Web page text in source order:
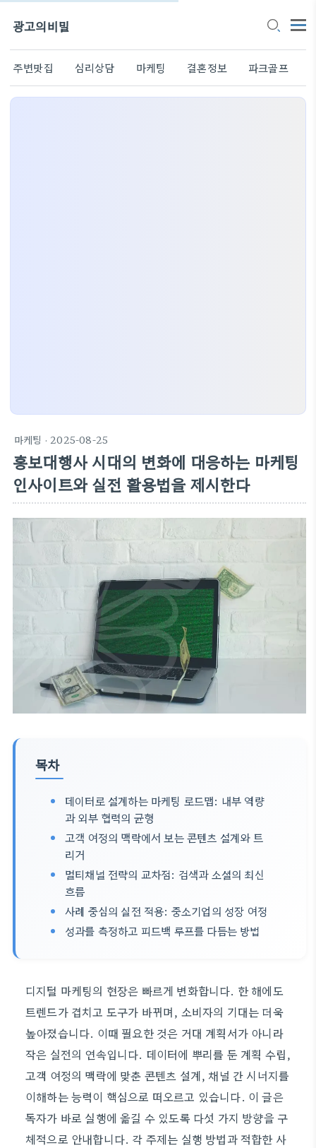
광고의비밀
주변맛집 심리상담 마케팅 결혼정보 파크골프
마케팅 · 2025-08-25
홍보대행사 시대의 변화에 대응하는 마케팅
인사이트와 실전 활용법을 제시한다
목차
데이터로 설계하는 마케팅 로드맵: 내부 역량
과 외부 협력의 균형
고객 여정의 맥락에서 보는 콘텐츠 설계와 트
리거
멀티채널 전략의 교차점: 검색과 소셜의 최신
흐름
사례 중심의 실전 적용: 중소기업의 성장 여정
성과를 측정하고 피드백 루프를 다듬는 방법
디지털 마케팅의 현장은 빠르게 변화합니다. 한 해에도
트렌드가 겹치고 도구가 바뀌며, 소비자의 기대는 더욱
높아졌습니다. 이때 필요한 것은 거대 계획서가 아니라
작은 실전의 연속입니다. 데이터에 뿌리를 둔 계획 수립,
고객 여정의 맥락에 맞춘 콘텐츠 설계, 채널 간 시너지를
이해하는 능력이 핵심으로 떠오르고 있습니다. 이 글은
독자가 바로 실행에 옮길 수 있도록 다섯 가지 방향을 구
체적으로 안내합니다. 각 주제는 실행 방법과 적합한 사